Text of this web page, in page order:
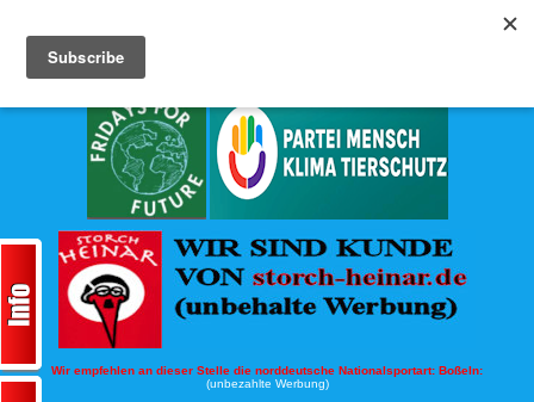
Wir empfehlen an dieser Stelle die norddeutsche Nationalsportart: Boßeln:
(unbezahlte Werbung)